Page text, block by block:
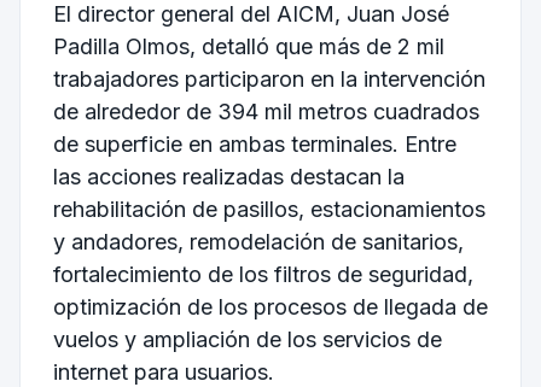
El director general del AICM, Juan José
Padilla Olmos, detalló que más de 2 mil
trabajadores participaron en la intervención
de alrededor de 394 mil metros cuadrados
de superficie en ambas terminales. Entre
las acciones realizadas destacan la
rehabilitación de pasillos, estacionamientos
y andadores, remodelación de sanitarios,
fortalecimiento de los filtros de seguridad,
optimización de los procesos de llegada de
vuelos y ampliación de los servicios de
internet para usuarios.